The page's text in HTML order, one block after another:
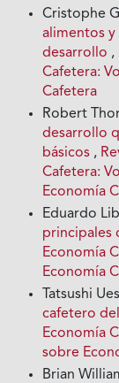
Cristophe
alimentos y
desarrollo ,
Cafetera:
Cafetera
Robert
desarrollo
básicos ,
Cafetera:
Economía
Eduardo
principales
Economía
Economía
Tatsushi
cafetero
Economía
sobre
Brian